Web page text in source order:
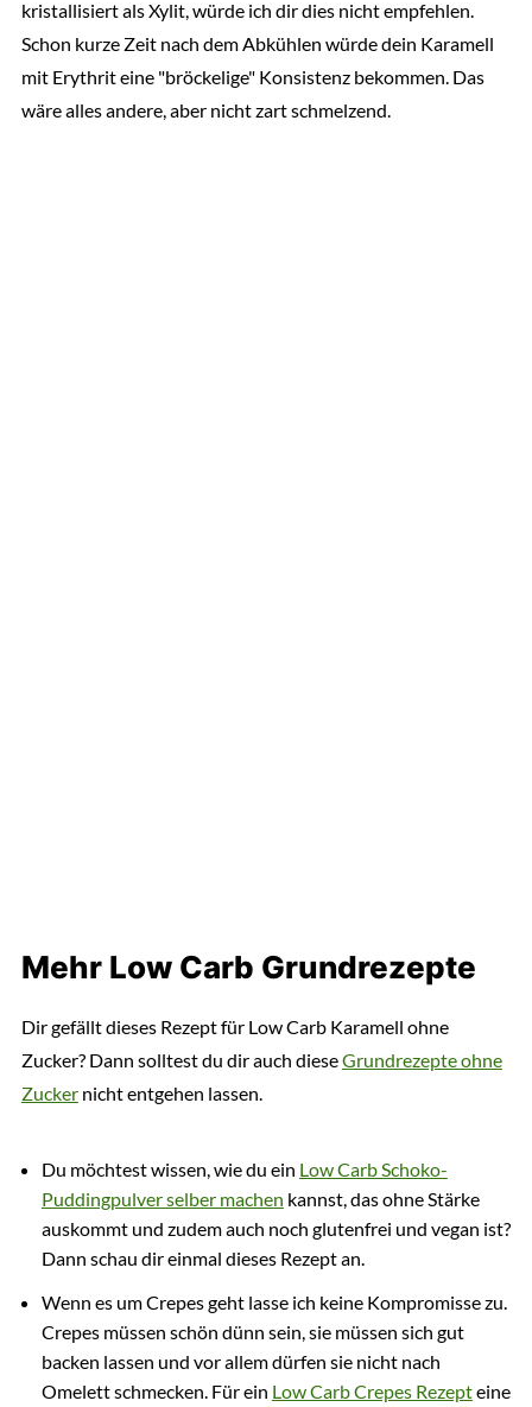
kristallisiert als Xylit, würde ich dir dies nicht empfehlen.
Schon kurze Zeit nach dem Abkühlen würde dein Karamell
mit Erythrit eine "bröckelige" Konsistenz bekommen. Das
wäre alles andere, aber nicht zart schmelzend.
Mehr Low Carb Grundrezepte
Dir gefällt dieses Rezept für Low Carb Karamell ohne
Zucker? Dann solltest du dir auch dieseGrundrezepte ohne
Zuckernicht entgehen lassen.
Du möchtest wissen, wie du ein Low Carb Schoko-
Puddingpulver selber machen kannst, das ohne Stärke
auskommt und zudem auch noch glutenfrei und vegan ist?
Dann schau dir einmal dieses Rezept an.
Wenn es um Crepes geht lasse ich keine Kompromisse zu.
Crepes müssen schön dünn sein, sie müssen sich gut
backen lassen und vor allem dürfen sie nicht nach
Omelett schmecken. Für ein Low Carb Crepes Rezepteine